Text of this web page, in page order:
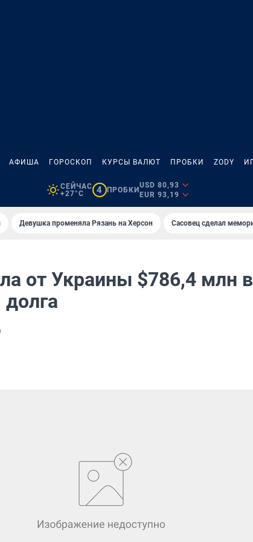
АФИША ГОРОСКОП КУРСЫ ВАЛЮТ ПРОБКИ ZODY
СЕЙЧАС
+27°C
4 ПРОБКИ
USD 80,93
EUR 93,19
Девушка променяла Рязань на Херсон Сасовец сделал
от Украины $786,4 млн